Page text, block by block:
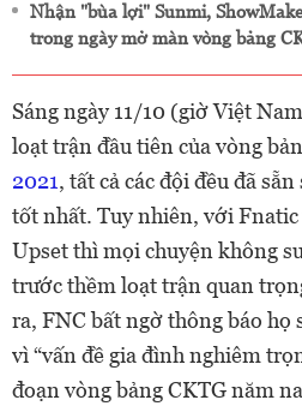
Nhận "bùa lợi" Sunmi,
trong ngày mở màn vòng bảng
Sáng ngày 11/10 (giờ Việt
loạt trận đầu tiên của vòng
2021, tất cả các đội đều đã
tốt nhất. Tuy nhiên, với
Upset thì mọi chuyện không
trước thềm loạt trận quan
ra, FNC bất ngờ thông báo họ
vì “vấn đề gia đình nghiêm
đoạn vòng bảng CKTG năm